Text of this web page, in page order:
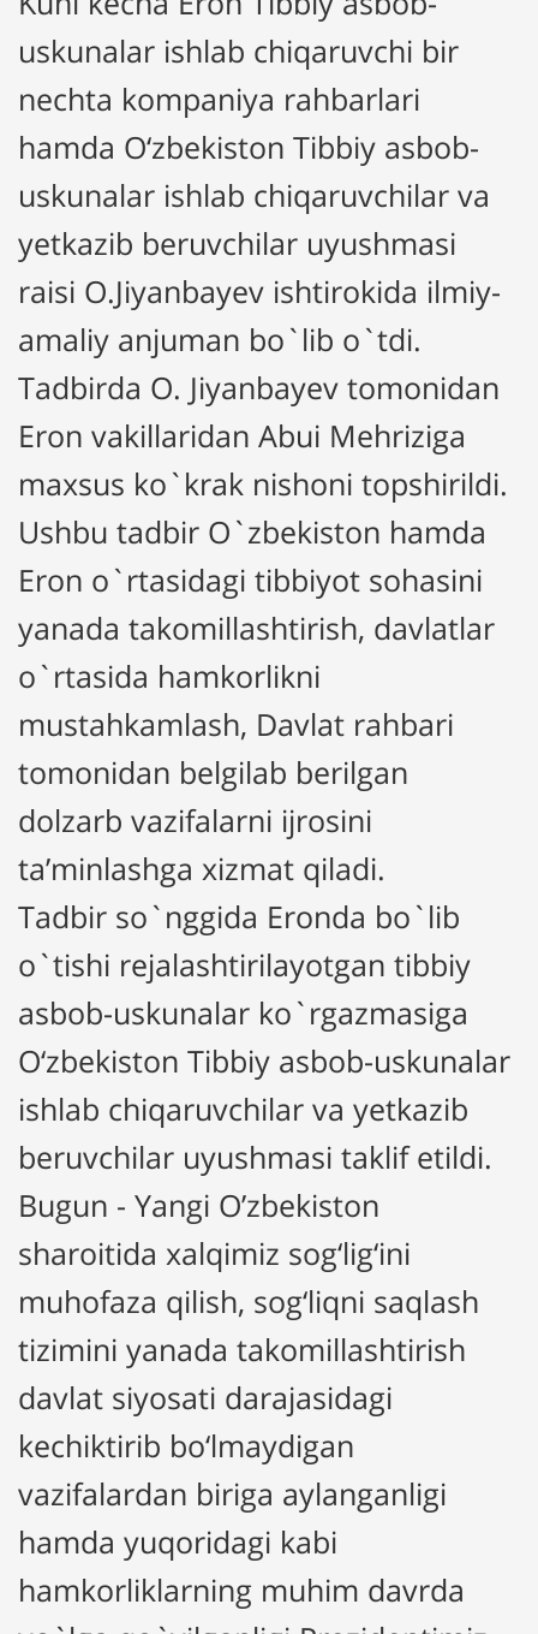
uskunalar ishlab chiqaruvchi bir
nechta kompaniya rahbarlari
hamda O‘zbekiston Tibbiy asbob-
uskunalar ishlab chiqaruvchilar va
yetkazib beruvchilar uyushmasi
raisi O.Jiyanbayev ishtirokida ilmiy-
amaliy anjuman bo`lib o`tdi.
Tadbirda O. Jiyanbayev tomonidan
Eron vakillaridan Abui Mehriziga
maxsus ko`krak nishoni topshirildi.
Ushbu tadbir O`zbekiston hamda
Eron o`rtasidagi tibbiyot sohasini
yanada takomillashtirish, davlatlar
o`rtasida hamkorlikni
mustahkamlash, Davlat rahbari
tomonidan belgilab berilgan
dolzarb vazifalarni ijrosini
ta’minlashga xizmat qiladi.
Tadbir so`nggida Eronda bo`lib
o`tishi rejalashtirilayotgan tibbiy
asbob-uskunalar ko`rgazmasiga
O‘zbekiston Tibbiy asbob-uskunalar
ishlab chiqaruvchilar va yetkazib
beruvchilar uyushmasi taklif etildi.
Bugun - Yangi O’zbekiston
sharoitida xalqimiz sog‘lig‘ini
muhofaza qilish, sog‘liqni saqlash
tizimini yanada takomillashtirish
davlat siyosati darajasidagi
kechiktirib bo‘lmaydigan
vazifalardan biriga aylanganligi
hamda yuqoridagi kabi
hamkorliklarning muhim davrda